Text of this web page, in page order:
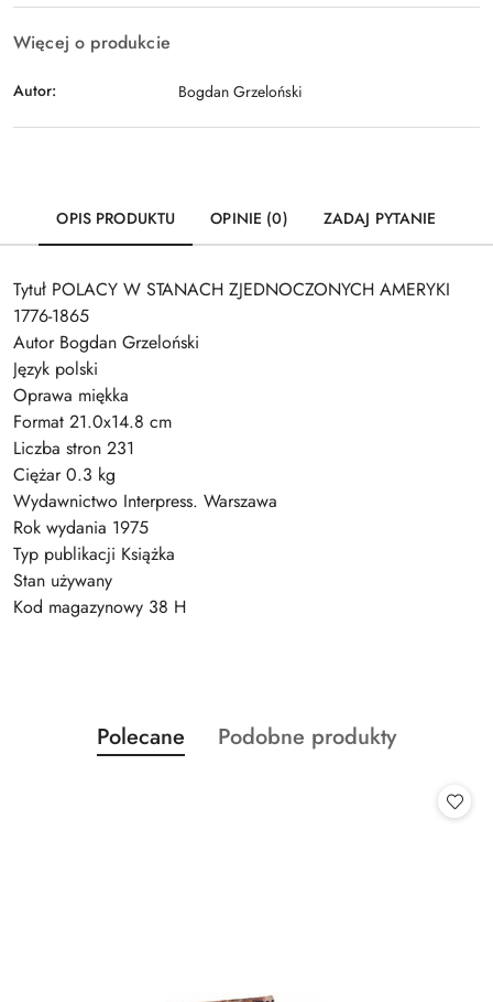
Więcej o produkcie
Autor: Bogdan Grzeloński
OPIS PRODUKTU OPINIE (0) ZADAJ PYTANIE
Tytuł POLACY W STANACH ZJEDNOCZONYCH AMERYKI
1776-1865
Autor Bogdan Grzeloński
Język polski
Oprawa miękka
Format 21.0x14.8 cm
Liczba stron 231
Ciężar 0.3 kg
Wydawnictwo Interpress. Warszawa
Rok wydania 1975
Typ publikacji Książka
Stan używany
Kod magazynowy 38 H
Pomiń karuzelę produktów
Produkty
o
Polecane
Produkty
Podobne produkty